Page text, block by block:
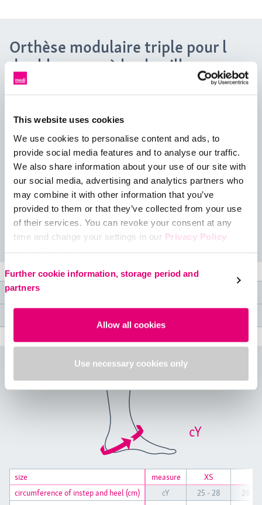
This website uses cookies
We use cookies to personalise content and ads, to
provide social media features and to analyse our traffic.
We also share information about your use of our site with
our social media, advertising and analytics partners who
may combine it with other information that you’ve
provided to them or that they’ve collected from your use
of their services. You can revoke your consent at any
time and change your settings in our Privacy Policy
Further cookie information, storage period and
partners
Allow all cookies
Use necessary cookies only
Orthèse modulaire triple pour l
des blessures à la cheville
Lire la suite
inférieure et pour les irritations de la cheville. Il peut
également être porté à titre préventif lors de la reprise des
activités sportives après une blessure à la cheville, pour éviter
la torsion de la cheville. Grâce aux éléments stabilisateurs
intégrés sur les côtés, au laçage et au système de sangles,
l'orthèse de sport medi Ankle assure stabilité et maintien de la
cheville. La conception plate rend l'attelle agréablement
confortable à porter, même avec des chaussures.
Caractéristiques du produit
Tableau des tailles
cY
size measure XS
circumference of instep and heel (cm)
cY 25 - 28
28 -
size
circumference of instep and heel (cm)